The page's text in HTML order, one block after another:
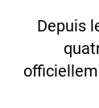
Depuis